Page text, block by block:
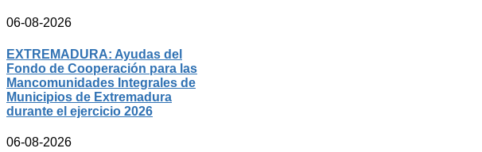
06-08-2026
EXTREMADURA: Ayudas del
Fondo de Cooperación para las
Mancomunidades Integrales de
Municipios de Extremadura
durante el ejercicio 2026
06-08-2026